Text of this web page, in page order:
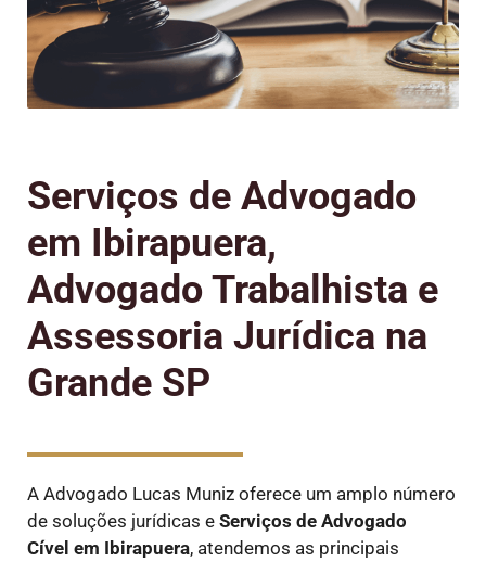
Serviços de Advogado
em Ibirapuera,
Advogado Trabalhista e
Assessoria Jurídica na
Grande SP
A Advogado Lucas Muniz oferece um amplo número
de soluções jurídicas e Serviços de Advogado
Cível em Ibirapuera, atendemos as principais